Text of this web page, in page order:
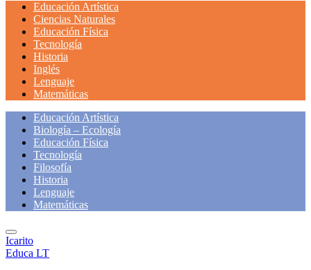
Educación Artística
Ciencias Naturales
Educación Física
Tecnología
Historia
Inglés
Lenguaje
Matemáticas
Educación Artística
Biología – Ecología
Educación Física
Tecnología
Filosofía
Historia
Lenguaje
Matemáticas
Icarito
Educa LT